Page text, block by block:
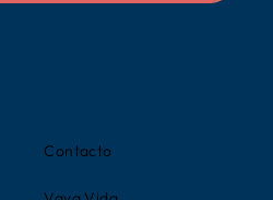
Contacto